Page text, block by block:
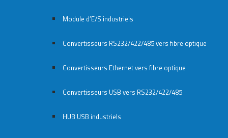
Module d’E/S industriels
Convertisseurs RS232/422/485 vers fibre optique
Convertisseurs Ethernet vers fibre optique
Convertisseurs USB vers RS232/422/485
HUB USB industriels